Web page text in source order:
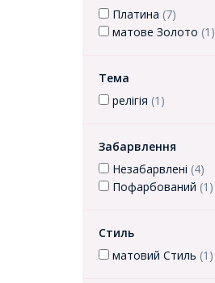
Платина (7)
матове Золото (1)
Тема
релігія (1)
Забарвлення
Незабарвлені (4)
Пофарбований (1)
Стиль
матовий Стиль (1)